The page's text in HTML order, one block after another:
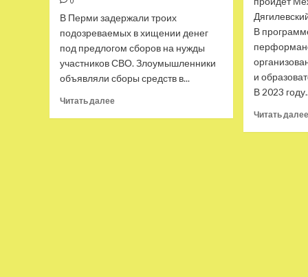
В Перми задержали троих
подозреваемых в хищении денег
под предлогом сборов на нужды
участников СВО. Злоумышленники
объявляли сборы средств в...
Читать далееПрочитать
В
и
В 2023
Читать далее